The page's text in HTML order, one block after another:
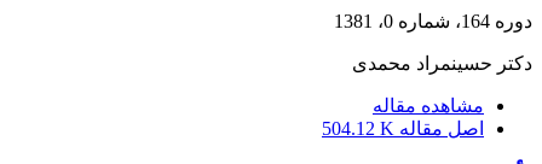
دوره 164، شماره 0، 1381
دکتر حسینمراد محمدی
مشاهده مقاله
اصل مقاله 504.12 K